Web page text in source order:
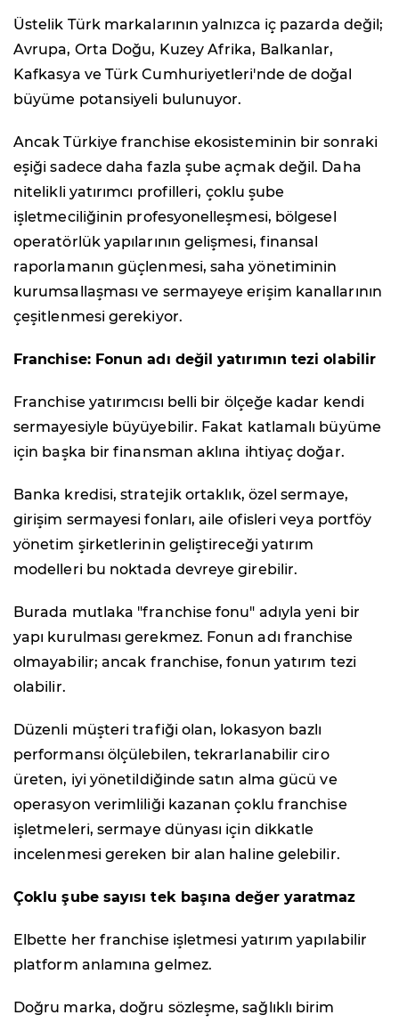
Üstelik Türk markalarının yalnızca iç pazarda değil;
Avrupa, Orta Doğu, Kuzey Afrika, Balkanlar,
Kafkasya ve Türk Cumhuriyetleri'nde de doğal
büyüme potansiyeli bulunuyor.
Ancak Türkiye franchise ekosisteminin bir sonraki
eşiği sadece daha fazla şube açmak değil. Daha
nitelikli yatırımcı profilleri, çoklu şube
işletmeciliğinin profesyonelleşmesi, bölgesel
operatörlük yapılarının gelişmesi, finansal
raporlamanın güçlenmesi, saha yönetiminin
kurumsallaşması ve sermayeye erişim kanallarının
çeşitlenmesi gerekiyor.
Franchise: Fonun adı değil yatırımın tezi olabilir
Franchise yatırımcısı belli bir ölçeğe kadar kendi
sermayesiyle büyüyebilir. Fakat katlamalı büyüme
için başka bir finansman aklına ihtiyaç doğar.
Banka kredisi, stratejik ortaklık, özel sermaye,
girişim sermayesi fonları, aile ofisleri veya portföy
yönetim şirketlerinin geliştireceği yatırım
modelleri bu noktada devreye girebilir.
Burada mutlaka "franchise fonu" adıyla yeni bir
yapı kurulması gerekmez. Fonun adı franchise
olmayabilir; ancak franchise, fonun yatırım tezi
olabilir.
Düzenli müşteri trafiği olan, lokasyon bazlı
performansı ölçülebilen, tekrarlanabilir ciro
üreten, iyi yönetildiğinde satın alma gücü ve
operasyon verimliliği kazanan çoklu franchise
işletmeleri, sermaye dünyası için dikkatle
incelenmesi gereken bir alan haline gelebilir.
Çoklu şube sayısı tek başına değer yaratmaz
Elbette her franchise işletmesi yatırım yapılabilir
platform anlamına gelmez.
Doğru marka, doğru sözleşme, sağlıklı birim